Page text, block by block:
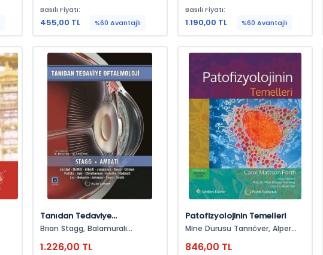
Basılı Fiyatı:
455,00 TL %60 Avantajlı
Basılı Fiyatı:
1.190,00 TL %60 Avantajlı
Tanıdan Tedaviye
Oftalmoloji
Brıan Stagg, Balamuralı
1.226,00 TL
Patofizyolojinin Temelleri
Mine Durusu Tanrıöver, Alper
846,00 TL